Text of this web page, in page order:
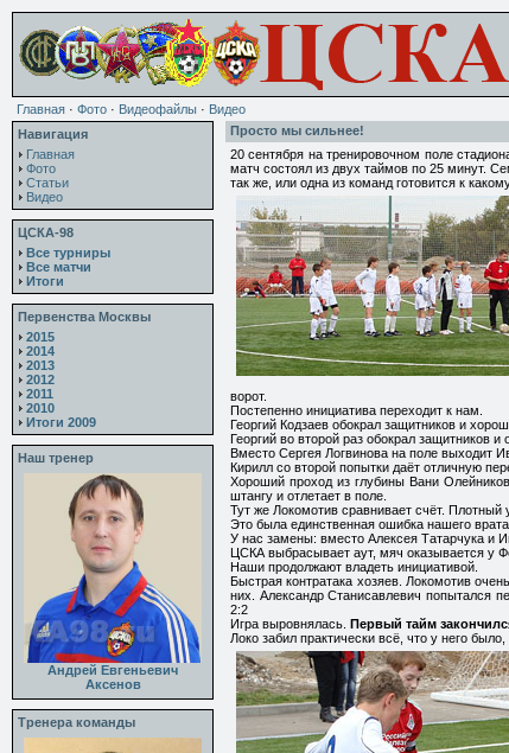
Главная · Фото · Видеофайлы · Видео
Навигация
Главная
Фото
Статьи
Видео
ЦСКА-98
Все турниры
Все матчи
Итоги
Первенства Москвы
2015
2014
2013
2012
2011
2010
Итоги 2009
Наш тренер
Андрей Евгеньевич
Аксенов
Тренера команды
Просто мы сильнее!
20 сентября на тренировочном поле
матч состоял из двух таймов по 25 минут.
так же, или одна из команд готовится к
ворот.
Постепенно инициатива переходит к нам.
Георгий Кодзаев обокрал защитников и
Георгий во второй раз обокрал защитников
Вместо Сергея Логвинова на поле выходит
Кирилл со второй попытки даёт отличную
Хороший проход из глубины Вани
штангу и отлетает в поле.
Тут же Локомотив сравнивает счёт.
Это была единственная ошибка нашего
У нас замены: вместо Алексея Татарчука и
ЦСКА выбрасывает аут, мяч оказывается у
Наши продолжают владеть инициативой.
Быстрая контратака хозяев. Локомотив
них. Александр Станисавлевич попытался
2:2
Игра выровнялась. Первый тайм
Локо забил практически всё, что у него